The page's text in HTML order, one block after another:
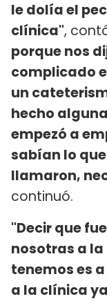
le dolía el
clínica",
porque nos
complicado
un
hecho
empezó a
sabían lo
llamaron,
continuó.
"Decir que
nosotras a
tenemos es
a la clínica